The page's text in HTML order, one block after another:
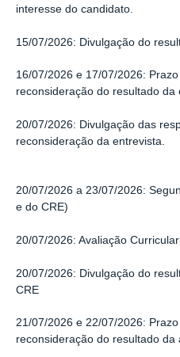
interesse do candidato.
15/07/2026: Divulgação do
16/07/2026 e 17/07/2026:
reconsideração do resultado
20/07/2026: Divulgação das
reconsideração da entrevista.
20/07/2026 a 23/07/2026:
e do CRE)
20/07/2026: Avaliação
20/07/2026: Divulgação do
CRE
21/07/2026 e 22/07/2026:
reconsideração do resultado da